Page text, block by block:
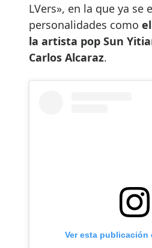
LVers», en la que ya se
personalidades como
la artista pop Sun
Carlos Alcaraz.
Ver esta publicación